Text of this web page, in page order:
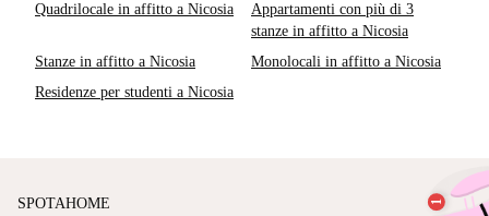
Quadrilocale in affitto a Nicosia
Appartamenti con più di 3
stanze in affitto a Nicosia
Stanze in affitto a Nicosia
Monolocali in affitto a Nicosia
Residenze per studenti a Nicosia
SPOTAHOME